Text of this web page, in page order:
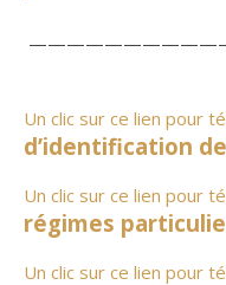
Un clic sur ce lien pour
d’identification
Un clic sur ce lien pour
régimes
Un clic sur ce lien pour